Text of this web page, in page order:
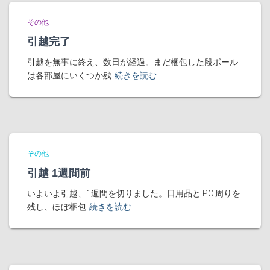
その他
引越完了
引越を無事に終え、数日が経過。まだ梱包した段ボール
は各部屋にいくつか残 続きを読む
その他
引越 1週間前
いよいよ引越、1週間を切りました。日用品と PC 周りを
残し、ほぼ梱包 続きを読む